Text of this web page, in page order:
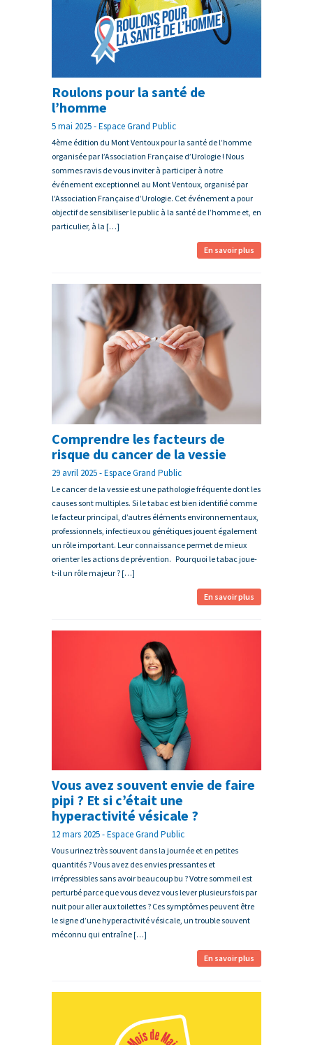
Roulons pour la santé de
l’homme
5 mai 2025 - Espace Grand Public
4ème édition du Mont Ventoux pour la santé de l’homme
organisée par l’Association Française d’Urologie ! Nous
sommes ravis de vous inviter à participer à notre
événement exceptionnel au Mont Ventoux, organisé par
l’Association Française d’Urologie. Cet événement a pour
objectif de sensibiliser le public à la santé de l’homme et, en
particulier, à la […]
En savoir plus
Comprendre les facteurs de
risque du cancer de la vessie
29 avril 2025 - Espace Grand Public
Le cancer de la vessie est une pathologie fréquente dont les
causes sont multiples. Si le tabac est bien identifié comme
le facteur principal, d’autres éléments environnementaux,
professionnels, infectieux ou génétiques jouent également
un rôle important. Leur connaissance permet de mieux
orienter les actions de prévention. Pourquoi le tabac joue-
t-il un rôle majeur ? […]
En savoir plus
Vous avez souvent envie de faire
pipi ? Et si c’était une
hyperactivité vésicale ?
12 mars 2025 - Espace Grand Public
Vous urinez très souvent dans la journée et en petites
quantités ? Vous avez des envies pressantes et
irrépressibles sans avoir beaucoup bu ? Votre sommeil est
perturbé parce que vous devez vous lever plusieurs fois par
nuit pour aller aux toilettes ? Ces symptômes peuvent être
le signe d’une hyperactivité vésicale, un trouble souvent
méconnu qui entraîne […]
En savoir plus